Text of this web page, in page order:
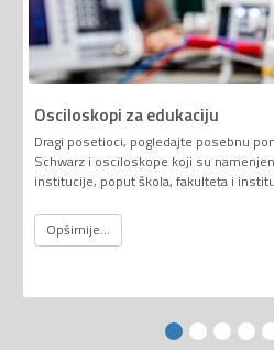
Osciloskopi za edukaciju
Dragi posetioci, pogledajte posebnu
Schwarz i osciloskope koji su
institucije, poput škola, fakulteta i
Opširnije...